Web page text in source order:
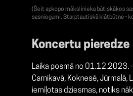
(Šeit apkopo mākslinieka būtiskākos
sasniegumi, Starptautiskā klātbūtne -
Koncertu pieredze
Laika posmā no 01.12.2023.
Carnikavā, Koknesē, Jūrmalā,
iemīļotas dziesmas, notiks